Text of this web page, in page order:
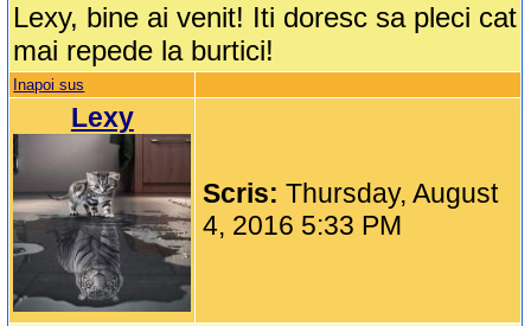
Lexy, bine ai venit! Iti doresc sa pleci cat
mai repede la burtici!
Inapoi sus
Lexy
Scris:Thursday, August
4, 2016 5:33 PM